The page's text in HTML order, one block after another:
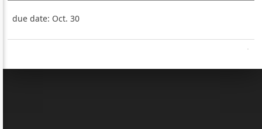
due date: Oct. 30
Sketchbook5, 스케치북5
Sketchbook5, 스케치북5